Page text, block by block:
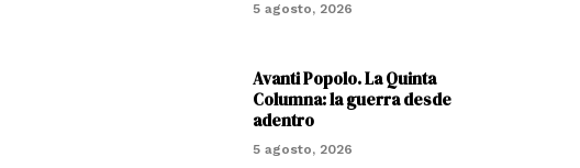
5 agosto, 2026
Avanti Popolo. La Quinta
Columna: la guerra desde
adentro
5 agosto, 2026